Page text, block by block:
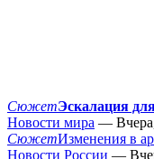
СюжетЭскалация
Новости мира —
СюжетИзменения в
Новости России —